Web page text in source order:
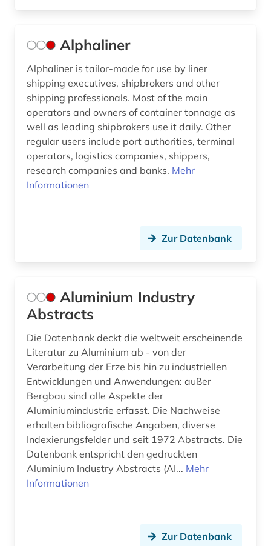
industrie (2)
informatik und kommunikationstechnik (2)
informationstechnik (3)
ingenieurswissenschaft (1)
internationale norm (6)
iso (2)
iso-norm (7)
iso-standard (1)
it (2)
italienisch (1)
Alphaliner
Alphaliner is tailor-made for use by liner
shipping executives, shipbrokers and other
shipping professionals. Most of the main
operators and owners of container tonnage as
well as leading shipbrokers use it daily. Other
regular users include port authorities, terminal
operators, logistics companies, shippers,
research companies and banks. Mehr
Informationen
Zur Datenbank
Aluminium Industry
Abstracts
Die Datenbank deckt die weltweit erscheinende
Literatur zu Aluminium ab - von der
Verarbeitung der Erze bis hin zu industriellen
Entwicklungen und Anwendungen: außer
Bergbau sind alle Aspekte der
Aluminiumindustrie erfasst. Die Nachweise
erhalten bibliografische Angaben, diverse
Indexierungsfelder und seit 1972 Abstracts. Die
Datenbank entspricht den gedruckten
Aluminium Industry Abstracts (AI... Mehr
Informationen
Zur Datenbank